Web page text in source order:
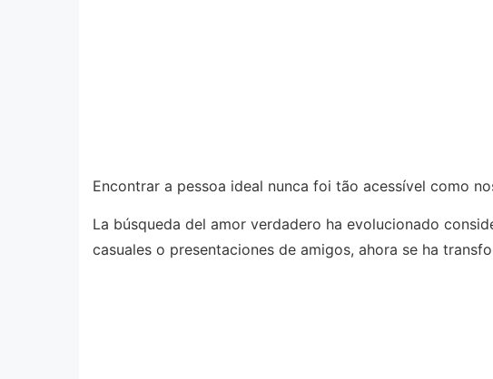
Encontrar a pessoa ideal nunca foi tão acessível como
La búsqueda del amor verdadero ha evolucionado
casuales o presentaciones de amigos, ahora se ha